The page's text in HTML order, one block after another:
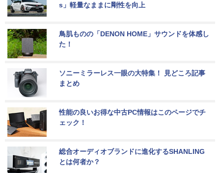
s」軽量なままに剛性を向上
鳥肌ものの「DENON HOME」サウンドを体感し
た！
ソニーミラーレス一眼の大特集！ 見どころ記事
まとめ
性能の良いお得な中古PC情報はこのページでチ
ェック！
総合オーディオブランドに進化するSHANLING
とは何者か？